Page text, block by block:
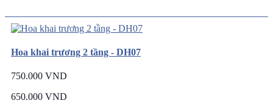
Hoa khai trương 2 tầng - DH07
750.000 VND
650.000 VND